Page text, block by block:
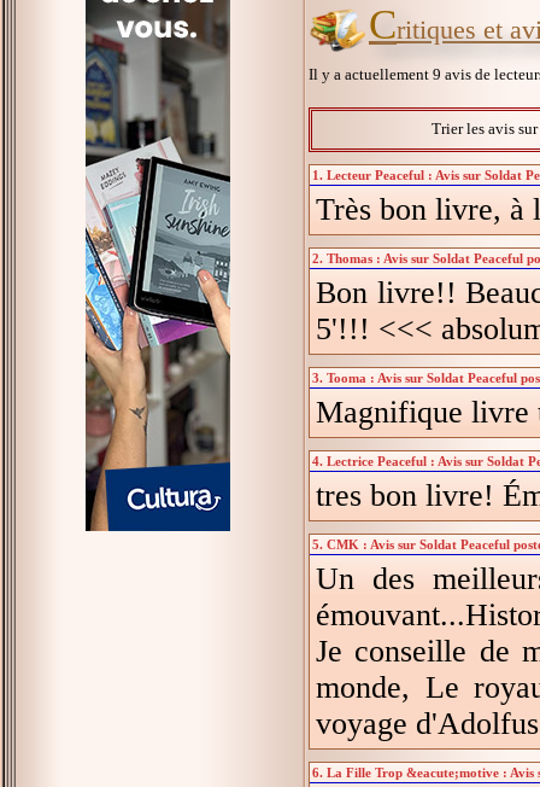
Critiques et
Il y a actuellement 9 avis de
Trier les avis sur
1. Lecteur Peaceful : Avis sur Soldat
Très bon livre, à
2. Thomas : Avis sur Soldat Peaceful
Bon livre!!
5'!!! <<<
3. Tooma : Avis sur Soldat Peaceful
Magnifique livre
4. Lectrice Peaceful : Avis sur Soldat
tres bon livre!
5. CMK : Avis sur Soldat Peaceful
Un des
Je conseille de
monde, Le
voyage
6. La Fille Trop &eacute;motive : Avis